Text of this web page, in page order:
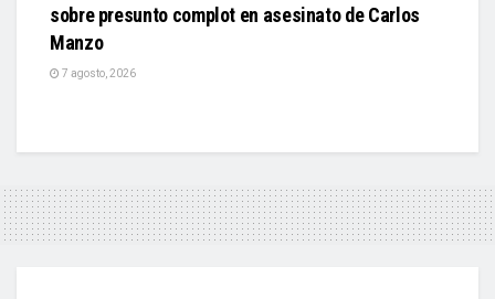
sobre presunto complot en asesinato de Carlos
Manzo
7 agosto, 2026